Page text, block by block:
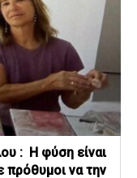
: Η φύση είναι
πρόθυμοι να την